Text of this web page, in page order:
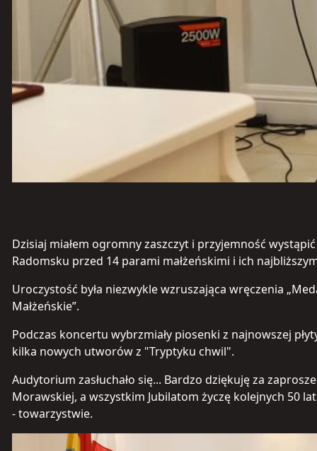
Dzisiaj miałem ogromny zaszczyt i przyjemność
Radomsku przed 14 parami małżeńskimi i ich
Uroczystość była niezwykle wzruszająca wręczenia
Małżeńskie”.
Podczas koncertu wybrzmiały piosenki z najnowszej
kilka nowych utworów z "Tryptyku chwil".
Audytorium zasłuchało się... Bardzo dziękuję za
Morawskiej, a wszystkim Jubilatom życzę kolejnych 50
- towarzystwie.